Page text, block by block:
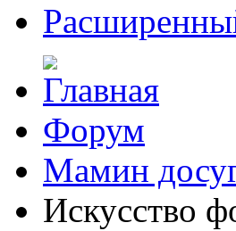
Форум
Мамин
Искусство